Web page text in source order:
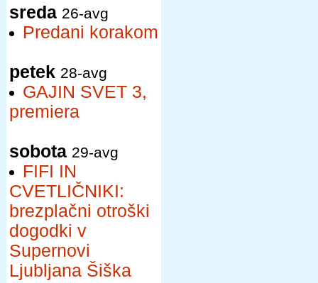
sreda 26-avg
Predani korakom
petek 28-avg
GAJIN SVET 3,
premiera
sobota 29-avg
FIFI IN
CVETLIČNIKI:
brezplačni otroški
dogodki v
Supernovi
Ljubljana Šiška